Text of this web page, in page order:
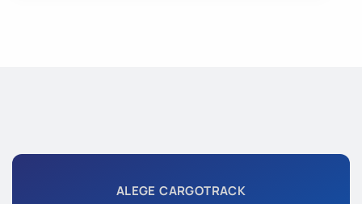
ALEGE CARGOTRACK